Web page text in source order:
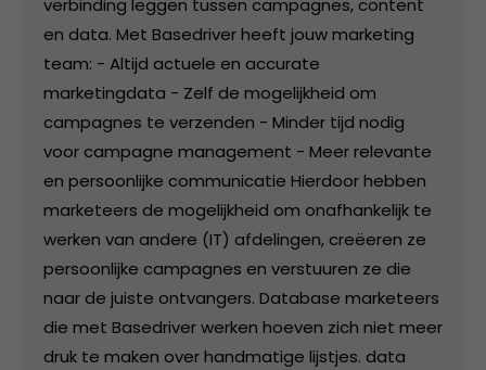
verbinding leggen tussen campagnes, content
en data. Met Basedriver heeft jouw marketing
team: - Altijd actuele en accurate
marketingdata - Zelf de mogelijkheid om
campagnes te verzenden - Minder tijd nodig
voor campagne management - Meer relevante
en persoonlijke communicatie Hierdoor hebben
marketeers de mogelijkheid om onafhankelijk te
werken van andere (IT) afdelingen, creëeren ze
persoonlijke campagnes en verstuuren ze die
naar de juiste ontvangers. Database marketeers
die met Basedriver werken hoeven zich niet meer
druk te maken over handmatige lijstjes. data